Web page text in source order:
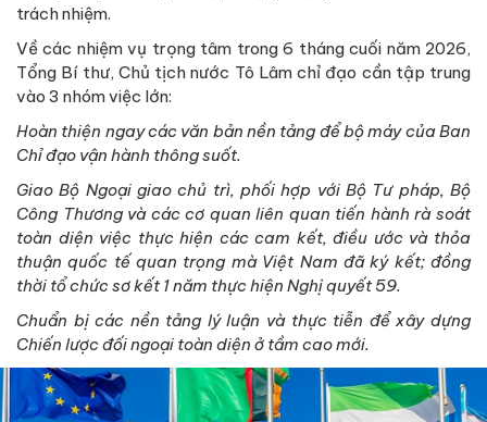
trách nhiệm.
Về các nhiệm vụ trọng tâm trong 6 tháng cuối năm 2026,
Tổng Bí thư, Chủ tịch nước Tô Lâm chỉ đạo cần tập trung
vào 3 nhóm việc lớn:
Hoàn thiện ngay các văn bản nền tảng để bộ máy của Ban
Chỉ đạo vận hành thông suốt.
Giao Bộ Ngoại giao chủ trì, phối hợp với Bộ Tư pháp, Bộ
Công Thương và các cơ quan liên quan tiến hành rà soát
toàn diện việc thực hiện các cam kết, điều ước và thỏa
thuận quốc tế quan trọng mà Việt Nam đã ký kết; đồng
thời tổ chức sơ kết 1 năm thực hiện Nghị quyết 59.
Chuẩn bị các nền tảng lý luận và thực tiễn để xây dựng
Chiến lược đối ngoại toàn diện ở tầm cao mới.